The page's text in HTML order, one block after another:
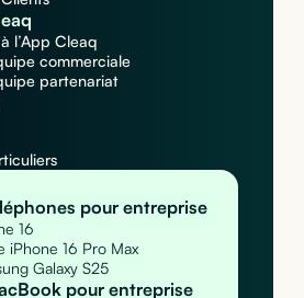
l’App Cleaq
commerciale
partenariat
pour entreprise
16
iPhone 16 Pro Max
Galaxy S25
pour entreprise